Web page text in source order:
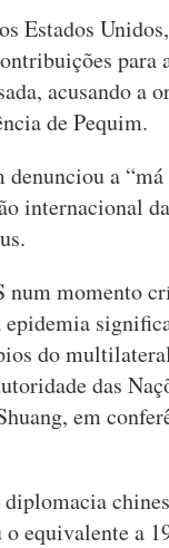
Estados
acusando a
de Pequim.
denunciou a
internacional
num momento
do
das
em
equivalente a